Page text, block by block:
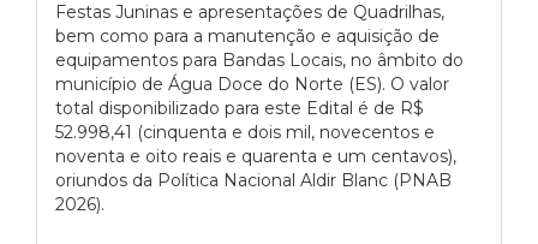
Festas Juninas e apresentações de Quadrilhas,
bem como para a manutenção e aquisição de
equipamentos para Bandas Locais, no âmbito do
município de Água Doce do Norte (ES). O valor
total disponibilizado para este Edital é de R$
52.998,41 (cinquenta e dois mil, novecentos e
noventa e oito reais e quarenta e um centavos),
oriundos da Política Nacional Aldir Blanc (PNAB
2026).